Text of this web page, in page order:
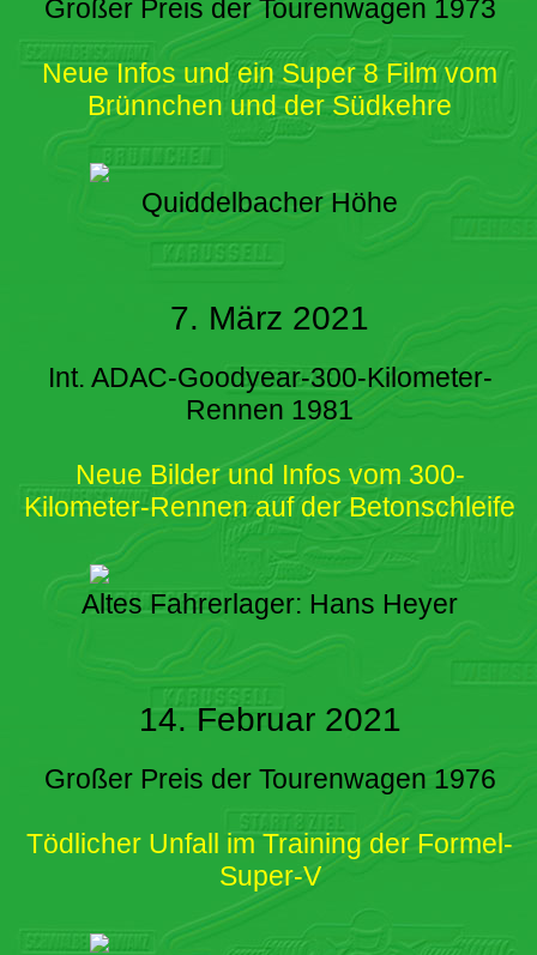
Großer Preis der Tourenwagen 1973
Neue Infos und ein Super 8 Film vom
Brünnchen und der Südkehre
Quiddelbacher Höhe
7. März 2021
Int. ADAC-Goodyear-300-Kilometer-
Rennen 1981
Neue Bilder und Infos vom 300-
Kilometer-Rennen auf der Betonschleife
Altes Fahrerlager: Hans Heyer
14. Februar 2021
Großer Preis der Tourenwagen 1976
Tödlicher Unfall im Training der Formel-
Super-V